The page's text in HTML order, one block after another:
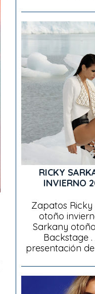
RICKY
INVIERNO
Zapatos
otoño
Sarkany
Backstage
presentación